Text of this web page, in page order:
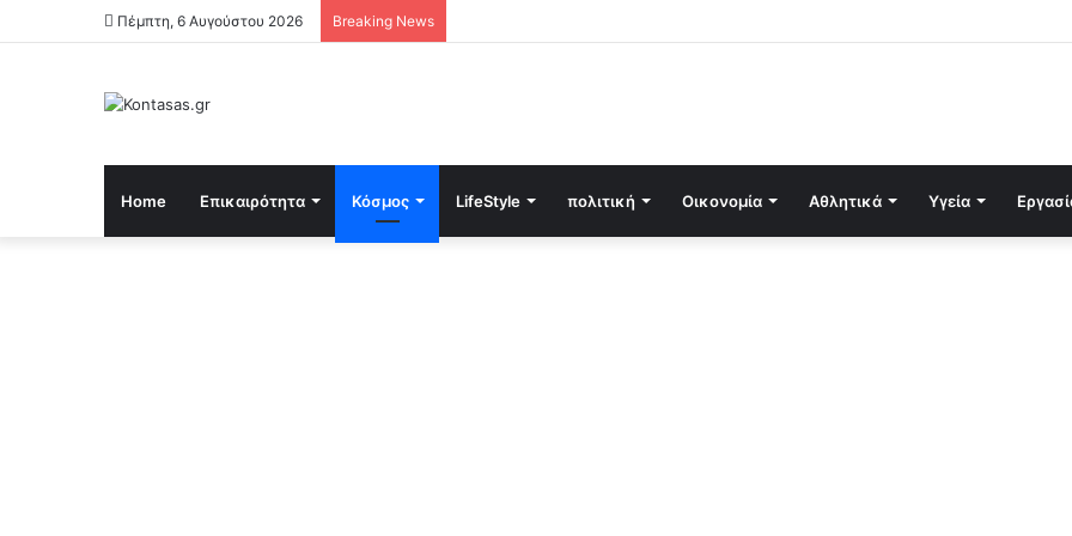
Πέμπτη, 6 Αυγούστου 2026 Breaking News
Home Επικαιρότητα Κόσμος LifeStyle πολιτική Οικονομία Αθλητικά Υγεία